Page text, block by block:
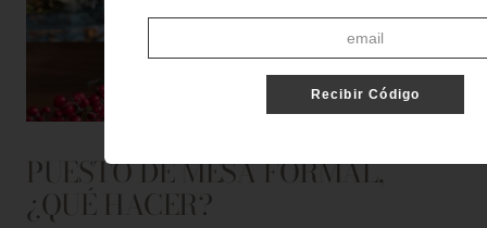
PUESTO DE MESA FORMAL,
¿QUÉ HACER?
Recibir Código